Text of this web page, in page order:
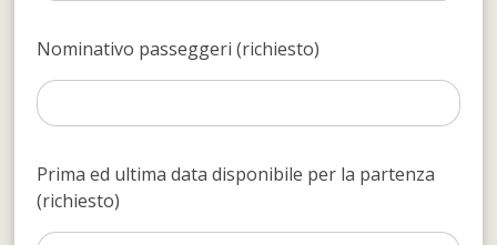
Nominativo passeggeri (richiesto)
Prima ed ultima data disponibile per la partenza
(richiesto)